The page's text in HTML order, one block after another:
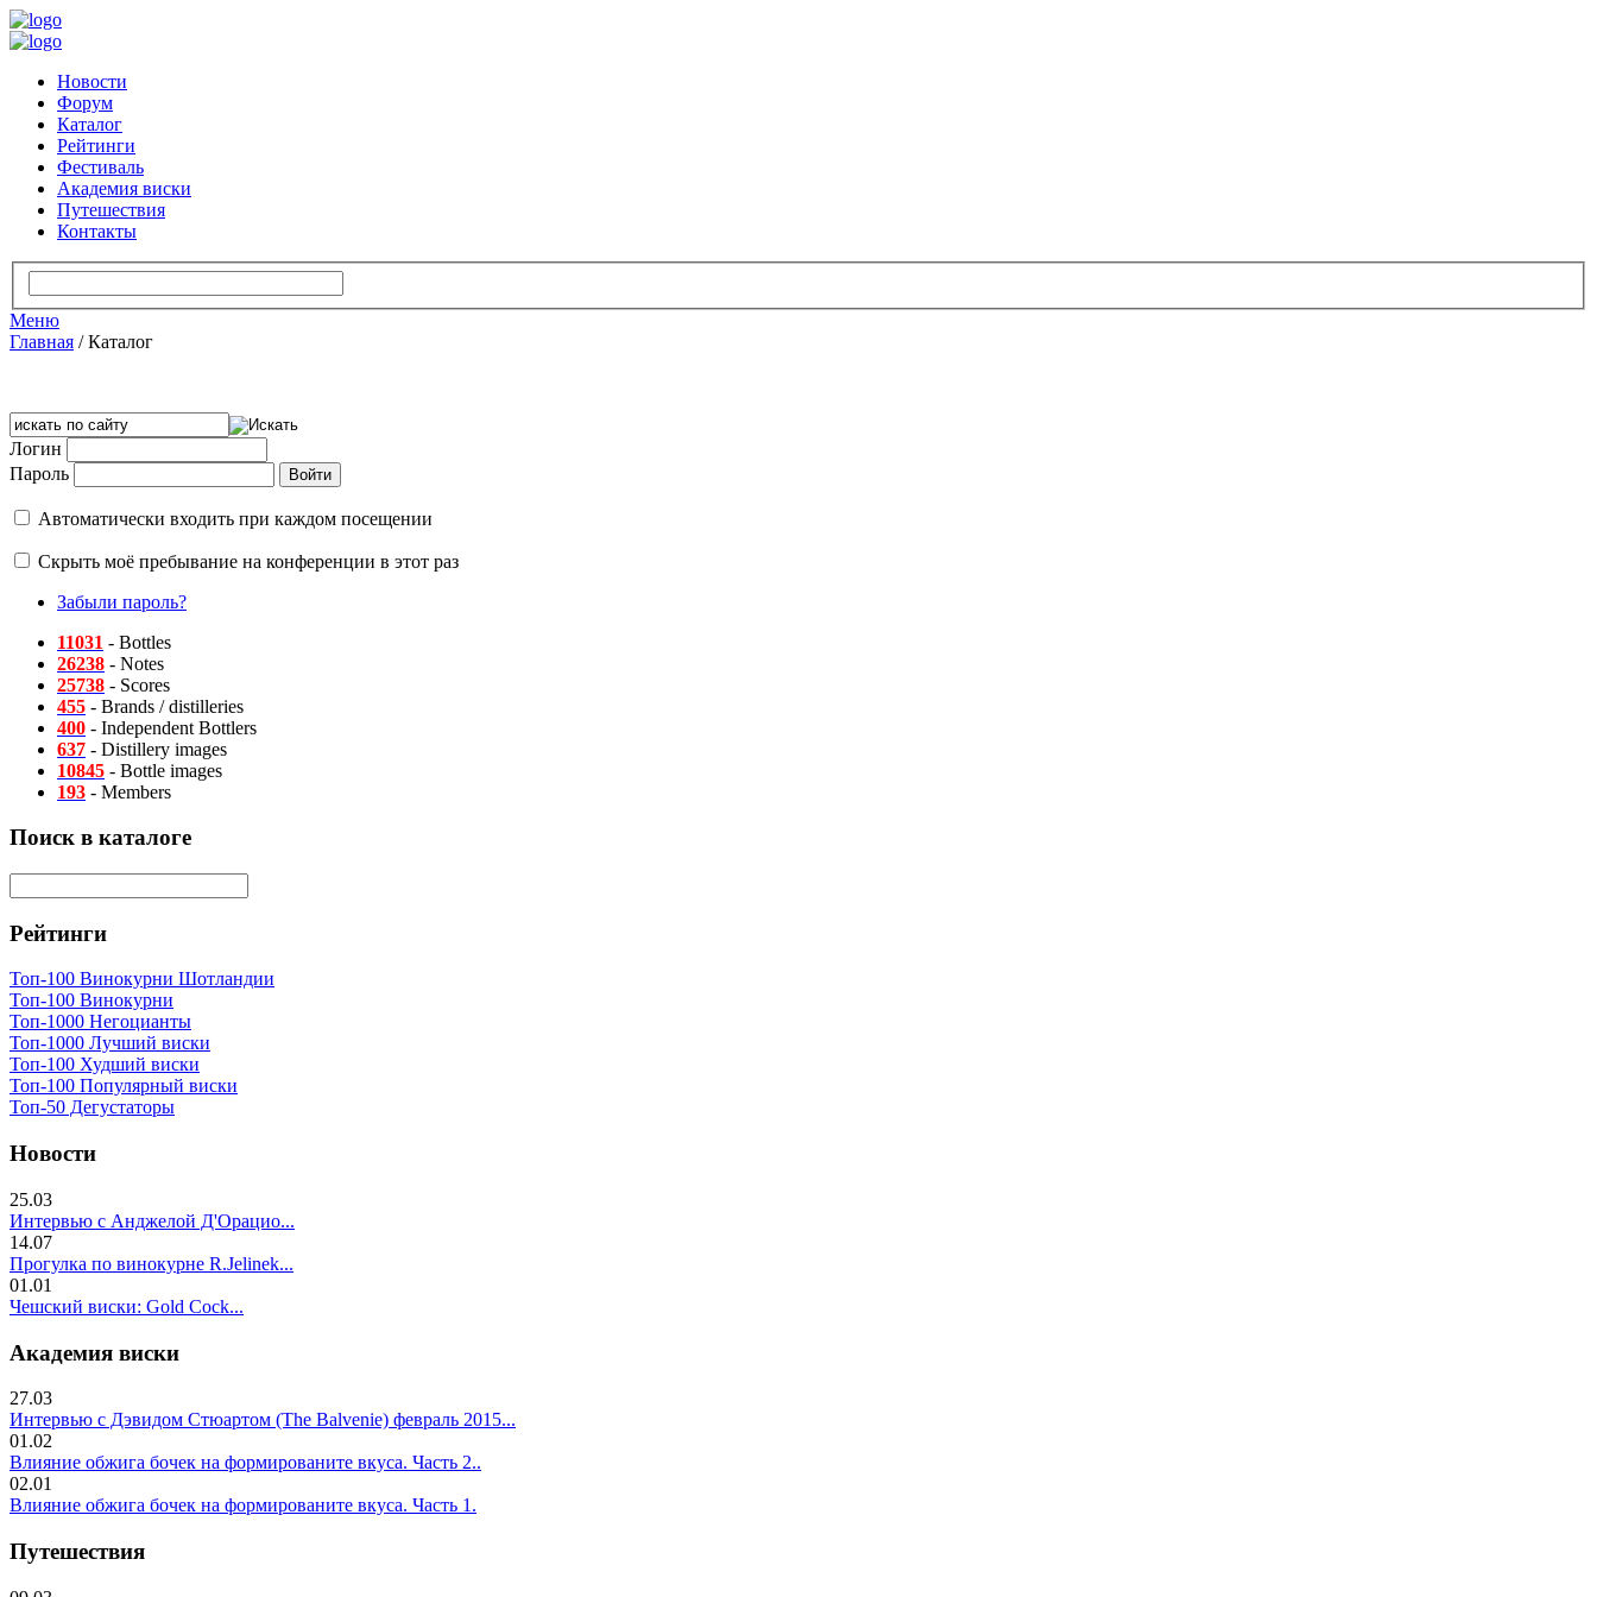
Новости
Форум
Каталог
Рейтинги
Фестиваль
Академия виски
Путешествия
Контакты
Меню
Главная /Каталог
Логин
Пароль
Автоматически входить при каждом посещении
Скрыть моё пребывание на конференции в этот раз
Забыли пароль?
11031 - Bottles
26238 - Notes
25738 - Scores
455 - Brands / distilleries
400 - Independent Bottlers
637 - Distillery images
10845 - Bottle images
193 - Members
Поиск в каталоге
Рейтинги
Топ-100 Винокурни Шотландии
Топ-100 Винокурни
Топ-1000 Негоцианты
Топ-1000 Лучший виски
Топ-100 Худший виски
Топ-100 Популярный виски
Топ-50 Дегустаторы
Новости
25.03
Интервью с Анджелой Д'Орацио...
14.07
Прогулка по винокурне R.Jelinek...
01.01
Чешский виски: Gold Cock...
Академия виски
27.03
Интервью с Дэвидом Стюартом (The Balvenie) февраль 2015...
01.02
Влияние обжига бочек на формированите вкуса. Часть 2..
02.01
Влияние обжига бочек на формированите вкуса. Часть 1.
Путешествия